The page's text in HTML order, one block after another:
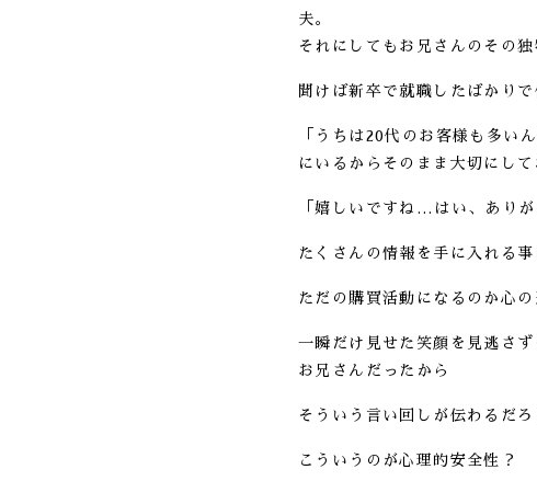
夫。
それにしてもお兄さんのその
聞けば新卒で就職したばかり
「うちは20代のお客様も多い
にいるからそのまま大切にして
「嬉しいですね…はい、ありが
たくさんの情報を手に入れる
ただの購買活動になるのか心
一瞬だけ見せた笑顔を見逃さ
お兄さんだったから
そういう言い回しが伝わるだ
こういうのが心理的安全性？